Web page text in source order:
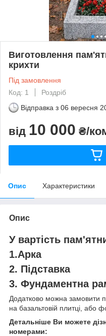
Виготовлення
крихти
Під замовлення
Код: 1
Роздріб
Відправка з 06 вересня
від 10 000 ₴/
Опис Характеристики
Опис
У вартість
1.Арка
2. Підставка
3. Фундаментна
Додатково можна замовити
на базальтовій плитці, або
Детальніше Ви можете
номерами: